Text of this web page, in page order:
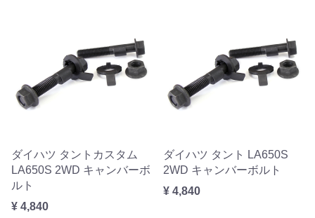
ダイハツ タントカスタム
LA650S 2WD キャンバーボ
ルト
¥ 4,840
ダイハツ タント LA650S
2WD キャンバーボルト
¥ 4,840